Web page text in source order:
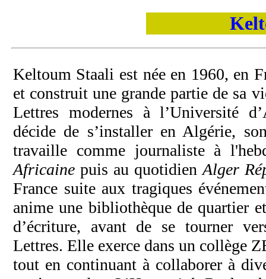
Keltoum Staali est née en 1960, en
et construit une grande partie de sa
Lettres modernes à l’Université
décide de s’installer en Algérie,
travaille comme journaliste à
Africainepuis au quotidien Alger
France suite aux tragiques
anime une bibliothèque de quartier
d’écriture, avant de se tourner
Lettres. Elle exerce dans un collège
tout en continuant à collaborer à